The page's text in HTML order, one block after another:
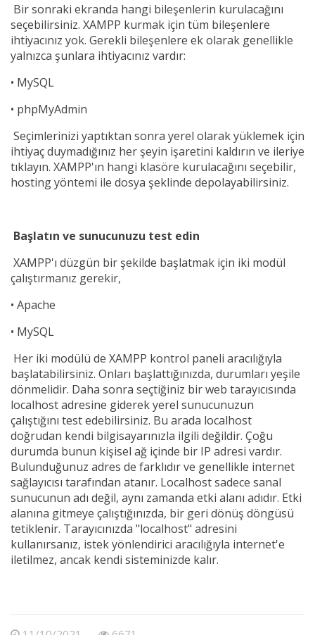
Bir sonraki ekranda hangi bileşenlerin kurulacağını
seçebilirsiniz. XAMPP kurmak için tüm bileşenlere
ihtiyacınız yok. Gerekli bileşenlere ek olarak genellikle
yalnızca şunlara ihtiyacınız vardır:
• MySQL
• phpMyAdmin
Seçimlerinizi yaptıktan sonra yerel olarak yüklemek için
ihtiyaç duymadığınız her şeyin işaretini kaldırın ve ileriye
tıklayın. XAMPP'ın hangi klasöre kurulacağını seçebilir,
hosting yöntemi ile dosya şeklinde depolayabilirsiniz.
Başlatın ve sunucunuzu test edin
XAMPP'ı düzgün bir şekilde başlatmak için iki modül
çalıştırmanız gerekir,
• Apache
• MySQL
Her iki modülü de XAMPP kontrol paneli aracılığıyla
başlatabilirsiniz. Onları başlattığınızda, durumları yeşile
dönmelidir. Daha sonra seçtiğiniz bir web tarayıcısında
localhost adresine giderek yerel sunucunuzun
çalıştığını test edebilirsiniz. Bu arada localhost
doğrudan kendi bilgisayarınızla ilgili değildir. Çoğu
durumda bunun kişisel ağ içinde bir IP adresi vardır.
Bulunduğunuz adres de farklıdır ve genellikle internet
sağlayıcısı tarafından atanır. Localhost sadece sanal
sunucunun adı değil, aynı zamanda etki alanı adıdır. Etki
alanına gitmeye çalıştığınızda, bir geri dönüş döngüsü
tetiklenir. Tarayıcınızda "localhost" adresini
kullanırsanız, istek yönlendirici aracılığıyla internet'e
iletilmez, ancak kendi sisteminizde kalır.